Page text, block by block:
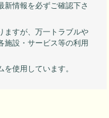
新情報を必ずご確認下さ
ますが、万一トラブルや
施設・サービス等の利用
使用しています。